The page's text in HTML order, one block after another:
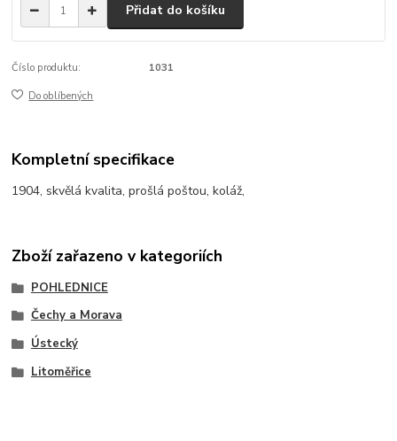
Přidat do košíku
Číslo produktu: 1031
Do oblíbených
Kompletní specifikace
1904, skvělá kvalita, prošlá poštou, koláž,
Zboží zařazeno v kategoriích
POHLEDNICE
Čechy a Morava
Ústecký
Litoměřice